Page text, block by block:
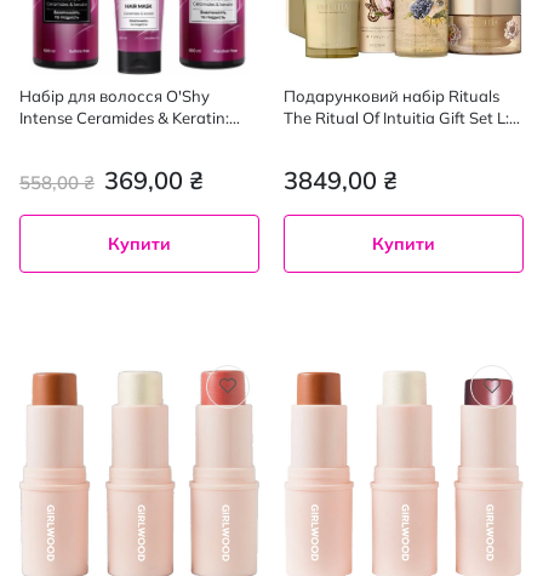
Набір для волосся O'Shy
Intense Ceramides & Keratin:
369,00 ₴
558,00 ₴
Купити
Подарунковий набір Rituals
The Ritual Of Intuitia Gift Set L:
3849,00 ₴
Купити